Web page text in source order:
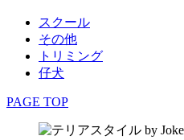
スクール
その他
トリミング
仔犬
PAGE TOP